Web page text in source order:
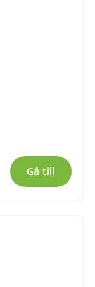
Gå till